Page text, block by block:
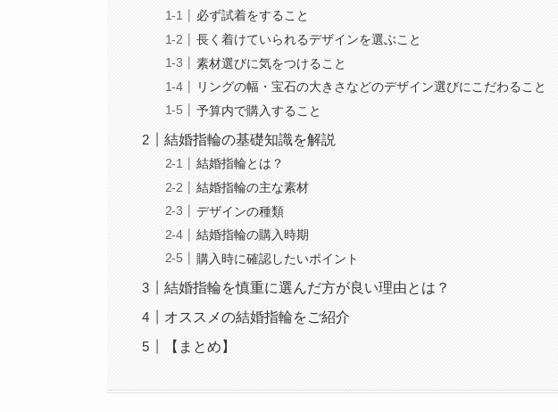
必ず試着をすること
長く着けていられるデザインを選ぶこと
素材選びに気をつけること
リングの幅・宝石の大きさなどのデザイン選びにこだわること
予算内で購入すること
結婚指輪の基礎知識を解説
結婚指輪とは？
結婚指輪の主な素材
デザインの種類
結婚指輪の購入時期
購入時に確認したいポイント
結婚指輪を慎重に選んだ方が良い理由とは？
オススメの結婚指輪をご紹介
【まとめ】